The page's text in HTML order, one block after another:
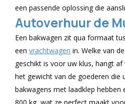
een passende oplossing die
Autoverhuur de
Een bakwagen zit qua formaat
een vrachtwagen in. Welke van
geschikt is voor uw klus, hangt af
het gewicht van de goederen die
bakwagens met laadklep hebben